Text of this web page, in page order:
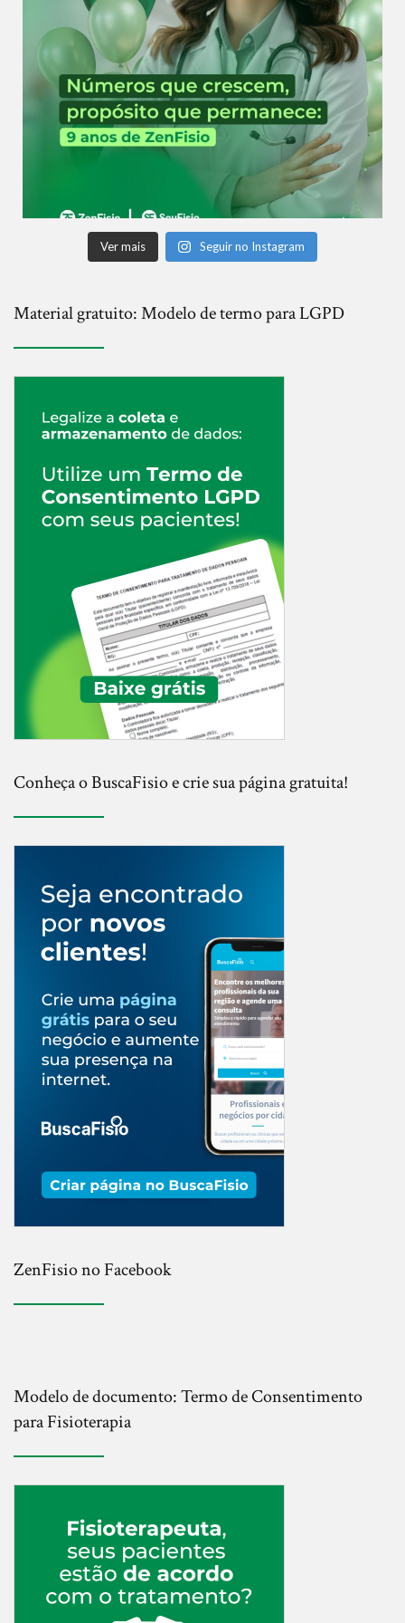
Ver mais Seguir no Instagram
Material gratuito: Modelo de termo para LGPD
Conheça o BuscaFisio e crie sua página gratuita!
ZenFisio no Facebook
Modelo de documento: Termo de Consentimento
para Fisioterapia